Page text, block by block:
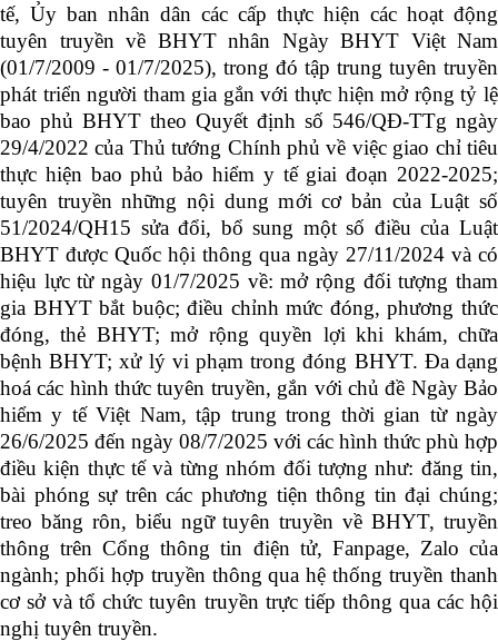
tế, Ủy ban nhân dân các cấp thực hiện các hoạt động
tuyên truyền về BHYT nhân Ngày BHYT Việt Nam
(01/7/2009 - 01/7/2025), trong đó tập trung tuyên truyền
phát triển người tham gia gắn với thực hiện mở rộng tỷ lệ
bao phủ BHYT theo Quyết định số 546/QĐ-TTg ngày
29/4/2022 của Thủ tướng Chính phủ về việc giao chỉ tiêu
thực hiện bao phủ bảo hiểm y tế giai đoạn 2022-2025;
tuyên truyền những nội dung mới cơ bản của Luật số
51/2024/QH15 sửa đổi, bổ sung một số điều của Luật
BHYT được Quốc hội thông qua ngày 27/11/2024 và có
hiệu lực từ ngày 01/7/2025 về: mở rộng đối tượng tham
gia BHYT bắt buộc; điều chỉnh mức đóng, phương thức
đóng, thẻ BHYT; mở rộng quyền lợi khi khám, chữa
bệnh BHYT; xử lý vi phạm trong đóng BHYT. Đa dạng
hoá các hình thức tuyên truyền, gắn với chủ đề Ngày Bảo
hiểm y tế Việt Nam, tập trung trong thời gian từ ngày
26/6/2025 đến ngày 08/7/2025 với các hình thức phù hợp
điều kiện thực tế và từng nhóm đối tượng như: đăng tin,
bài phóng sự trên các phương tiện thông tin đại chúng;
treo băng rôn, biểu ngữ tuyên truyền về BHYT, truyền
thông trên Cổng thông tin điện tử, Fanpage, Zalo của
ngành; phối hợp truyền thông qua hệ thống truyền thanh
cơ sở và tổ chức tuyên truyền trực tiếp thông qua các hội
nghị tuyên truyền.